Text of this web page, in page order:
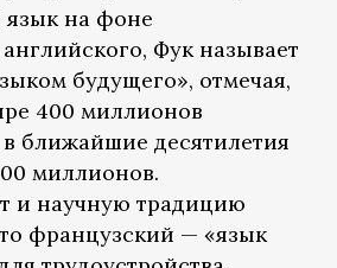
на фоне
Фук называет
будущего», отмечая,
400 миллионов
ближайшие десятилетия
миллионов.
и научную традицию
французский — «язык